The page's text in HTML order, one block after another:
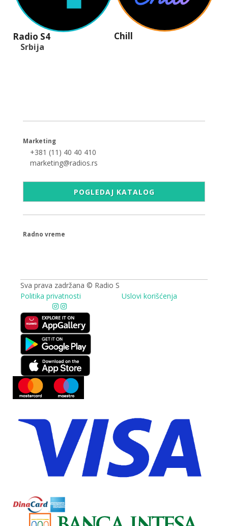
Radio S4 Chill
Srbija
Marketing
+381 (11) 40 40 410
marketing@radios.rs
POGLEDAJ KATALOG
Radno vreme
Sva prava zadržana © Radio S
Politika privatnosti
Uslovi korišćenja